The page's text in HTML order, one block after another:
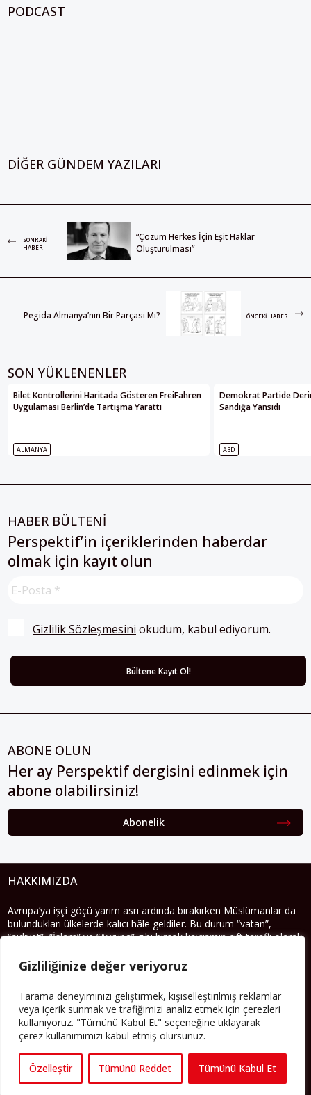
Gizliliğinize değer veriyoruz
Tarama deneyiminizi geliştirmek, kişiselleştirilmiş reklamlar
veya içerik sunmak ve trafiğimizi analiz etmek için çerezleri
kullanıyoruz. "Tümünü Kabul Et" seçeneğine tıklayarak
çerez kullanımımızı kabul etmiş olursunuz.
Özelleştir Tümünü Reddet Tümünü Kabul Et
PODCAST
DIĞER GÜNDEM YAZILARI
SONRAKI
HABER
“Çözüm Herkes İçin Eşit Haklar
Oluşturulması”
Pegida Almanya’nın Bir Parçası Mı? ÖNCEKI HABER
SON YÜKLENENLER
Bilet Kontrollerini Haritada Gösteren FreiFahren
Uygulaması Berlin’de Tartışma Yarattı
ALMANYA
Demokrat Partide
Sandığa Yansıdı
ABD
HABER BÜLTENİ
Perspektif’in içeriklerinden haberdar
olmak için kayıt olun
Gizlilik Sözleşmesini okudum, kabul ediyorum.
ABONE OLUN
Her ay Perspektif dergisini edinmek için
abone olabilirsiniz!
Abonelik
HAKKIMIZDA
Avrupa’ya işçi göçü yarım asrı ardında bırakırken Müslümanlar da
bulundukları ülkelerde kalıcı hâle geldiler. Bu durum “vatan”,
“aidiyet”, “İslam” ve “Avrupa” gibi birçok kavramın çift taraflı olarak
cemaatin oluşması, hem yerleşik kültür ve siyasi düzen için, hem
de Müslümanlar için yeni sorulara da kapı araladı.
Yazının devamı
PERSPEKTIF’I SOSYAL MEDYADA TAKIP EDEBILIRSINIZ